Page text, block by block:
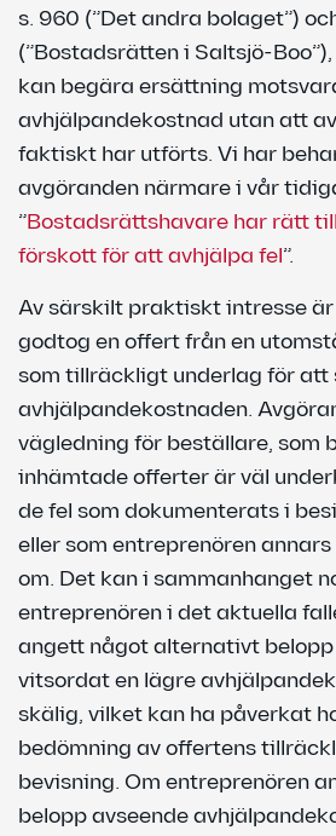
s. 960 (”Det andra bolaget”)
(”Bostadsrätten i Saltsjö-
kan begära ersättning
avhjälpandekostnad utan att
faktiskt har utförts. Vi har
avgöranden närmare i vår
”Bostadsrättshavare har rätt
förskott för att avhjälpa fel”.
Av särskilt praktiskt intresse
godtog en offert från en
som tillräckligt underlag för att
avhjälpandekostnaden.
vägledning för beställare, som
inhämtade offerter är väl
de fel som dokumenterats i
eller som entreprenören
om. Det kan i sammanhanget
entreprenören i det aktuella
angett något alternativt
vitsordat en lägre
skälig, vilket kan ha påverkat
bedömning av offertens
bevisning. Om entreprenören
belopp avseende